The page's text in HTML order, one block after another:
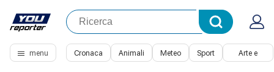
menu Cronaca Animali Meteo Sport Arte e